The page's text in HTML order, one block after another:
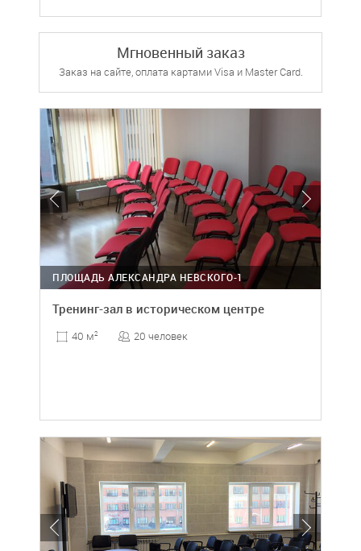
Мгновенный заказ
Заказ на сайте, оплата картами Visa и Master Card.
ПЛОЩАДЬ АЛЕКСАНДРА НЕВСКОГО-1
Тренинг-зал в историческом центре
40 м2 20 человек